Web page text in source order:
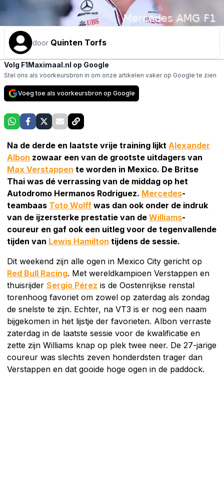
door Quinten Torfs
Volg F1Maximaal.nl op Google
Stel ons als voorkeursbron in om onze artikelen vaker op Google te zien
Voeg toe als voorkeursbron op Google
Na de derde en laatste vrije training lijkt Alexander
Albon zowaar een van de grootste uitdagers van
Max Verstappen te worden in Mexico. De Britse
Thai was dé verrassing van de middag op het
Autodromo Hermanos Rodriguez. Mercedes-
teambaas Toto Wolff was dan ook onder de indruk
van de ijzersterke prestatie van de Williams-
coureur en gaf ook een uitleg voor de tegenvallende
tijden van Lewis Hamilton tijdens de sessie.
Dit weekend zijn alle ogen in Mexico City gericht op
Red Bull Racing. Met wereldkampioen Verstappen en
thuisrijder Sergio Pérez is de Oostenrijkse renstal
torenhoog favoriet om zowel op zaterdag als zondag
de snelste te zijn. Echter, na VT3 is er nog een naam
bijgekomen in het lijstje der favorieten. Albon verraste
zaterdag in de laatste sessie voor de kwalificatie en
zette zijn Williams knap op plek twee neer. De 27-jarige
coureur was slechts zeven honderdsten trager dan
Verstappen en dat gooide hoge ogen in de paddock.